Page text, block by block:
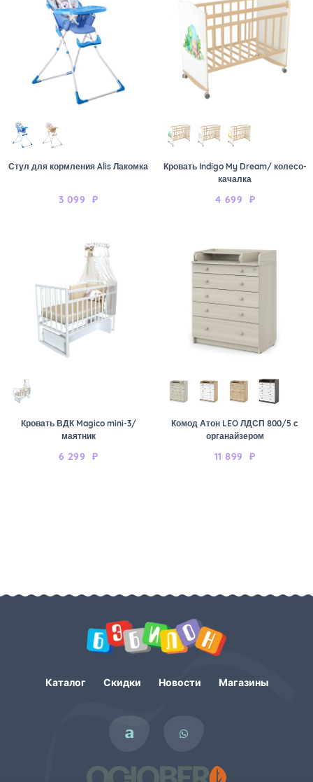
Стул для кормления Alis Лакомка
3 099 ₽
Кровать Indigo My Dream/ колесо-
качалка
4 699 ₽
Кровать ВДК Magico mini-3/
маятник
6 299 ₽
Комод Атон LEO ЛДСП 800/5 с
органайзером
11 899 ₽
Каталог Скидки Новости Магазины